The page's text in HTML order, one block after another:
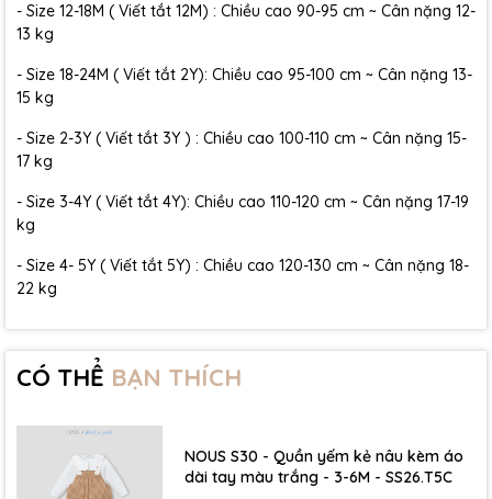
- Size 12-18M ( Viết tắt 12M) : Chiều cao 90-95 cm ~ Cân nặng 12-
13 kg
- Size 18-24M ( Viết tắt 2Y): Chiều cao 95-100 cm ~ Cân nặng 13-
15 kg
- Size 2-3Y ( Viết tắt 3Y ) : Chiều cao 100-110 cm ~ Cân nặng 15-
17 kg
- Size 3-4Y ( Viết tắt 4Y): Chiều cao 110-120 cm ~ Cân nặng 17-19
kg
- Size 4- 5Y ( Viết tắt 5Y) : Chiều cao 120-130 cm ~ Cân nặng 18-
22 kg
CÓ THỂ BẠN THÍCH
NOUS S30 - Quần yếm kẻ nâu kèm áo
dài tay màu trắng - 3-6M - SS26.T5C